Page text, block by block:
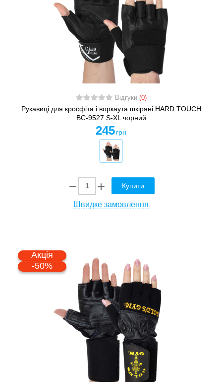
Відгуки (0)
Рукавиці для кросфіта і воркаута шкіряні HARD TOUCH
BC-9527 S-XL чорний
245 грн
Купити
Швидке замовлення
Акція
-50%